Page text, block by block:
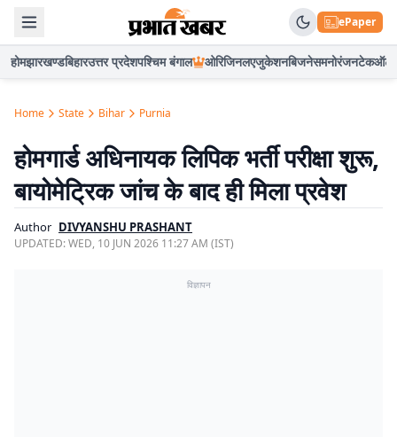
ePaper
होमझारखण्डबिहारउत्तर प्रदेशपश्चिम बंगाल ओरिजिनलएजुकेशनबिजनेसमनोरंजनटेकऑटो
Home State Bihar Purnia
होमगार्ड अधिनायक लिपिक भर्ती परीक्षा शुरू,
बायोमेट्रिक जांच के बाद ही मिला प्रवेश
Author DIVYANSHU PRASHANT
UPDATED:WED, 10 JUN 2026 11:27 AM (IST)
विज्ञापन